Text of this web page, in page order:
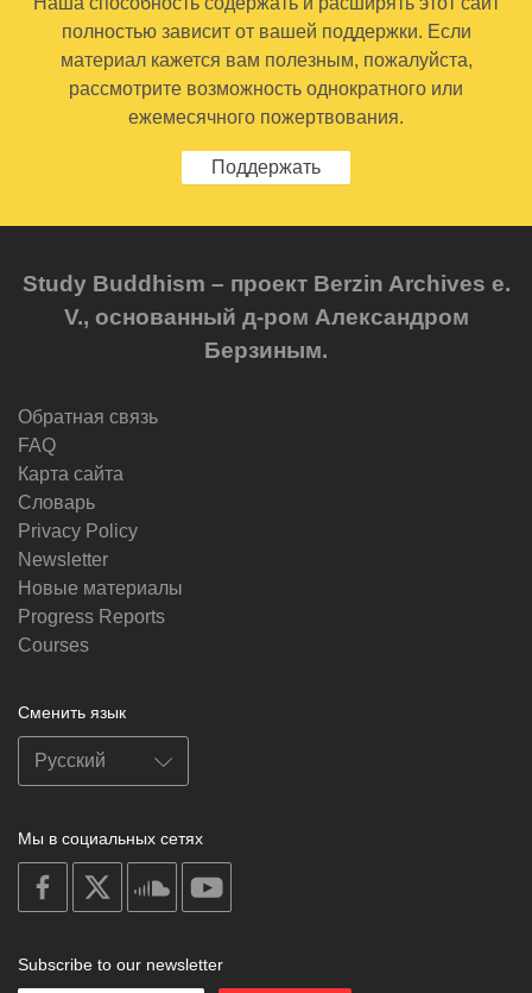
полностью зависит от вашей поддержки. Если
материал кажется вам полезным, пожалуйста,
рассмотрите возможность однократного или
ежемесячного пожертвования.
Поддержать
Study Buddhism – проект Berzin Archives e.
V., основанный д-ром Александром
Берзиным.
Обратная связь
FAQ
Карта сайта
Словарь
Privacy Policy
Newsletter
Новые материалы
Progress Reports
Courses
Сменить язык
Мы в социальных сетях
on
facebook
soundcloud
Subscribe to our newsletter